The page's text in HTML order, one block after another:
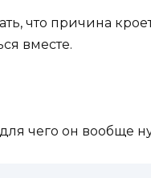
что причина
вместе.